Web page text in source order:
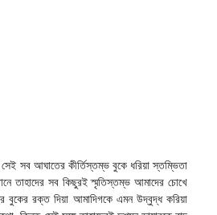
সব আঘাতের কীর্তিস্তম্ভ বুকে ধরিয়া স্তম্ভিতা
তাহাদের সব কিছুরই স্মৃতিস্তম্ভ আমাদের চোখে
বুকের রক্ত দিয়া আমাদিগকে এমন উদ্বুদ্ধ করিয়া